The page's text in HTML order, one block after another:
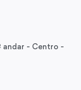
andar - Centro -